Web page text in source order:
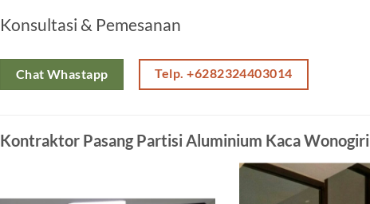
Konsultasi & Pemesanan
Chat Whastapp Telp. +6282324403014
Kontraktor Pasang Partisi Aluminium Kaca Wonogiri